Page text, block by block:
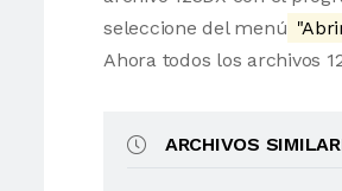
seleccione del menú
Ahora todos los archivos
ARCHIVOS